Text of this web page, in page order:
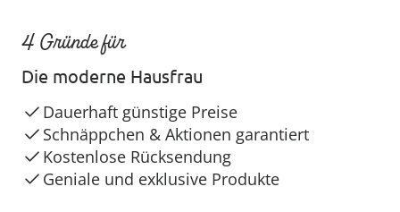
4 Gründe für
Die moderne Hausfrau
Dauerhaft günstige Preise
Schnäppchen & Aktionen garantiert
Kostenlose Rücksendung
Geniale und exklusive Produkte